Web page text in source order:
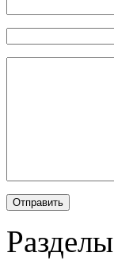
Разделы